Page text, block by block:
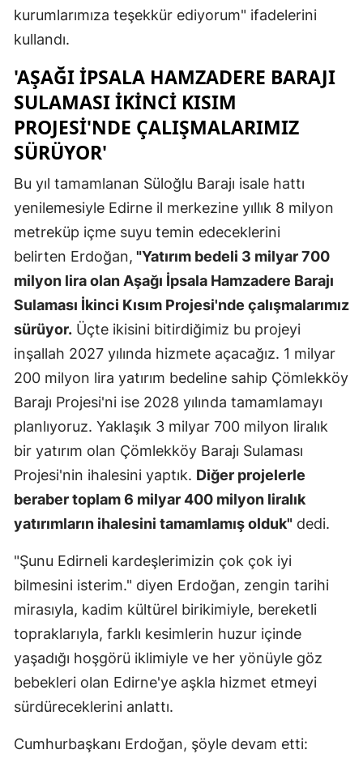
kurumlarımıza teşekkür ediyorum" ifadelerini
kullandı.
'AŞAĞI İPSALA HAMZADERE BARAJI
SULAMASI İKINCI KISIM
PROJESI'NDE ÇALIŞMALARIMIZ
SÜRÜYOR'
Bu yıl tamamlanan Süloğlu Barajı isale hattı
yenilemesiyle Edirne il merkezine yıllık 8 milyon
metreküp içme suyu temin edeceklerini
belirten Erdoğan, "Yatırım bedeli 3 milyar 700
milyon lira olan Aşağı İpsala Hamzadere Barajı
Sulaması İkinci Kısım Projesi'nde çalışmalarımız
sürüyor. Üçte ikisini bitirdiğimiz bu projeyi
inşallah 2027 yılında hizmete açacağız. 1 milyar
200 milyon lira yatırım bedeline sahip Çömlekköy
Barajı Projesi'ni ise 2028 yılında tamamlamayı
planlıyoruz. Yaklaşık 3 milyar 700 milyon liralık
bir yatırım olan Çömlekköy Barajı Sulaması
Projesi'nin ihalesini yaptık. Diğer projelerle
beraber toplam 6 milyar 400 milyon liralık
yatırımların ihalesini tamamlamış olduk" dedi.
"Şunu Edirneli kardeşlerimizin çok çok iyi
bilmesini isterim." diyen Erdoğan, zengin tarihi
mirasıyla, kadim kültürel birikimiyle, bereketli
topraklarıyla, farklı kesimlerin huzur içinde
yaşadığı hoşgörü iklimiyle ve her yönüyle göz
bebekleri olan Edirne'ye aşkla hizmet etmeyi
sürdüreceklerini anlattı.
Cumhurbaşkanı Erdoğan, şöyle devam etti: